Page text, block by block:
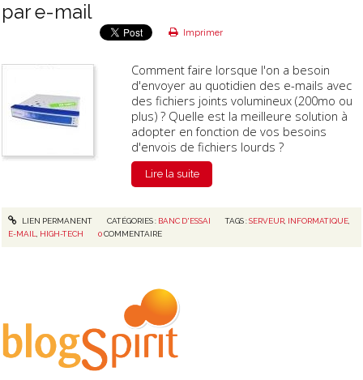
par e-mail
Imprimer
Comment faire lorsque l'on a besoin
d'envoyer au quotidien des e-mails avec
des fichiers joints volumineux (200mo ou
plus) ? Quelle est la meilleure solution à
adopter en fonction de vos besoins
d'envois de fichiers lourds ?
Lire la suite
LIEN PERMANENT CATÉGORIES : BANC D'ESSAI TAGS :SERVEUR INFORMATIQUE
E-MAIL
HIGH-TECH 0 COMMENTAIRE